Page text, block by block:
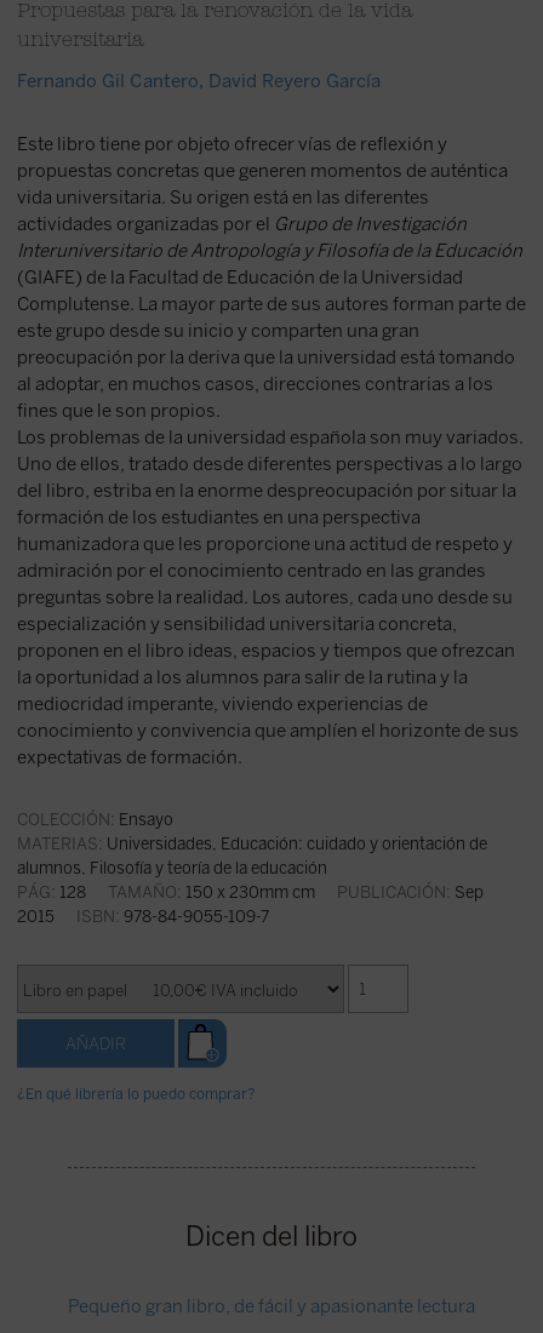
Propuestas para la renovación de la vida
universitaria
Fernando Gil Cantero, David Reyero García
Este libro tiene por objeto ofrecer vías de reflexión y
propuestas concretas que generen momentos de auténtica
vida universitaria. Su origen está en las diferentes
actividades organizadas por el Grupo de Investigación
Interuniversitario de Antropología y Filosofía de la Educación
(GIAFE) de la Facultad de Educación de la Universidad
Complutense. La mayor parte de sus autores forman parte de
este grupo desde su inicio y comparten una gran
preocupación por la deriva que la universidad está tomando
al adoptar, en muchos casos, direcciones contrarias a los
fines que le son propios.
Los problemas de la universidad española son muy variados.
Uno de ellos, tratado desde diferentes perspectivas a lo largo
del libro, estriba en la enorme despreocupación por situar la
formación de los estudiantes en una perspectiva
humanizadora que les proporcione una actitud de respeto y
admiración por el conocimiento centrado en las grandes
preguntas sobre la realidad. Los autores, cada uno desde su
especialización y sensibilidad universitaria concreta,
proponen en el libro ideas, espacios y tiempos que ofrezcan
la oportunidad a los alumnos para salir de la rutina y la
mediocridad imperante, viviendo experiencias de
conocimiento y convivencia que amplíen el horizonte de sus
expectativas de formación.
COLECCIÓN: Ensayo
MATERIAS: Universidades, Educación: cuidado y orientación de
alumnos, Filosofía y teoría de la educación
PÁG: 128 TAMAÑO: 150 x 230mm cm PUBLICACIÓN: Sep
2015 ISBN: 978-84-9055-109-7
¿En qué librería lo puedo comprar?
Dicen del libro
Pequeño gran libro, de fácil y apasionante lectura